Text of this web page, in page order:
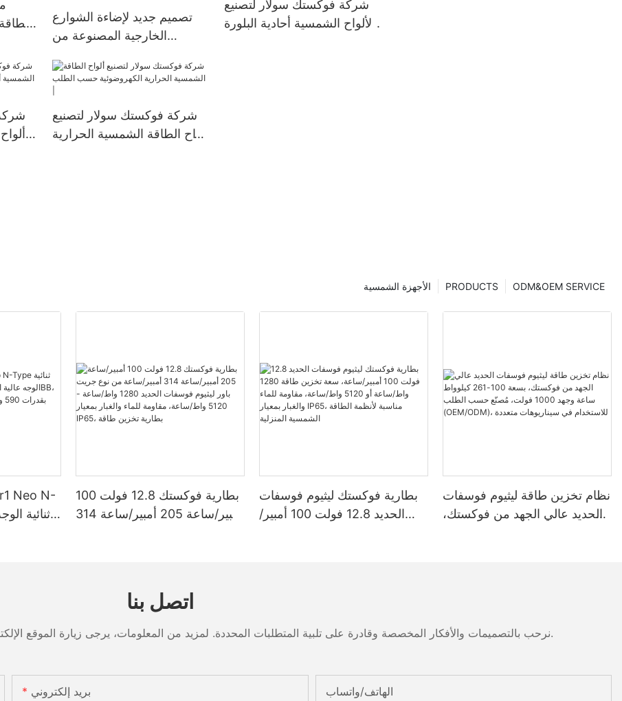
8.2 كيلوواط و10.2 كيلوواط
تصميم جديد لإضاءة الشوارع
الخارجية المصنوعة من
IP66، بقدرات 60 و80 و100
بتقنية LED
شركة فوكستك سولار لتصنيع
الألواح الشمسية أحادية البلورة
شركة فوكستك سولار لتصنيع
ألواح الطاقة الشمسية الحرارية
ODM&OEM SERVICE
PRODUCTS الأجهزة الشمسية
بطارية فوكستك 12.8 فولت 100
أمبير/ساعة 205 أمبير/ساعة 314
بطارية تخزين طاقة
بطارية فوكستك ليثيوم فوسفات
الحديد 12.8 فولت 100 أمبير/
نظام تخزين طاقة ليثيوم فوسفات
الحديد عالي الجهد من فوكستك،
اتصل بنا
نرحب بالتصميمات والأفكار المخصصة وقادرة على تلبية المتطلبات المحددة. لمزيد من المعلومات، يرجى زيارة الموقع الإلكتروني أو الاتصال بنا مباشرة مع أسئلة أو استفسارات.
بريد إلكتروني الهاتف/واتساب